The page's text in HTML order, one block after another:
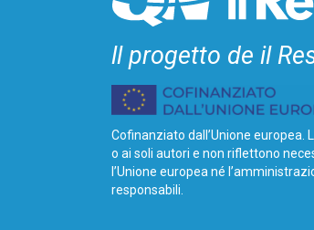
ll progetto de il
Cofinanziato dall’Unione
o ai soli autori e non riflettono
l’Unione europea né
responsabili.